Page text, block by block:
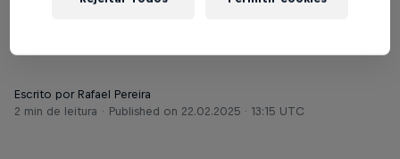
Escrito por Rafael Pereira
2 min de leitura
Published on 22.02.2025 · 13:15 UTC